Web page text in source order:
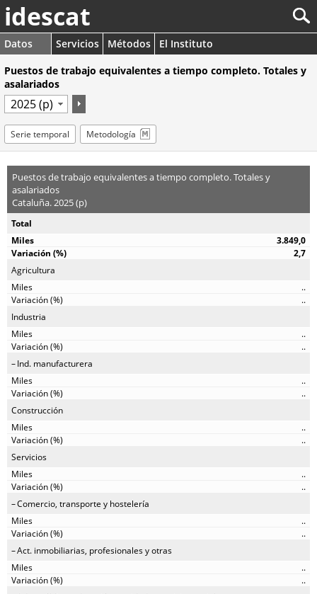
idescat
Datos Servicios Métodos
El Instituto
Puestos de trabajo equivalentes a tiempo completo. Totales y
asalariados
Serie temporal Metodología
Puestos de trabajo equivalentes a tiempo completo. Totales y
asalariados
Cataluña. 2025 (p)
Total
3.849,0
2,7
Agricultura
..
..
Industria
..
..
Ind. manufacturera
..
..
Construcción
..
..
Servicios
..
..
Comercio, transporte y hostelería
..
..
Act. inmobiliarias, profesionales y otras
..
..